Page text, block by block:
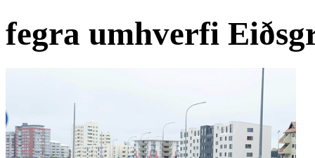
fegra umhverfi